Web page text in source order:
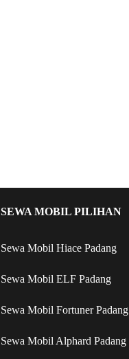
SEWA MOBIL PILIHAN
Sewa Mobil Hiace Padang
Sewa Mobil ELF Padang
Sewa Mobil Fortuner Padang
Sewa Mobil Alphard Padang